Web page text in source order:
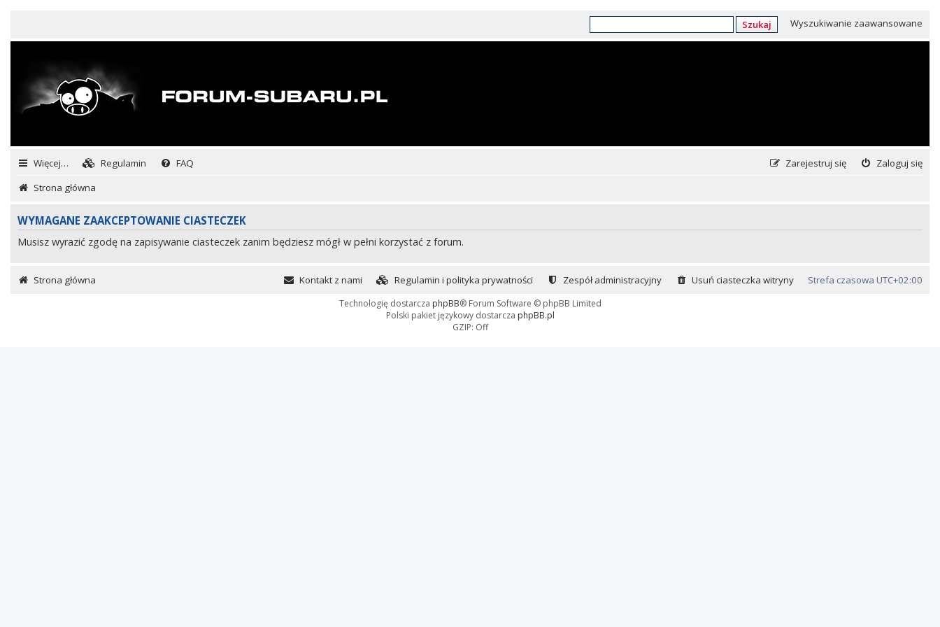
Szukaj Wyszukiwanie zaawansowane
Więcej… Regulamin FAQ Zaloguj się
Zarejestruj się
Strona główna
WYMAGANE ZAAKCEPTOWANIE CIASTECZEK
Musisz wyrazić zgodę na zapisywanie ciasteczek zanim będziesz mógł w pełni korzystać z forum.
Strona główna Strefa czasowa UTC+02:00
Usuń ciasteczka witryny
Zespół administracyjny
Regulamin i polityka prywatności
Kontakt z nami
Technologię dostarcza phpBB® Forum Software © phpBB Limited
Polski pakiet językowy dostarcza phpBB.pl
GZIP: Off